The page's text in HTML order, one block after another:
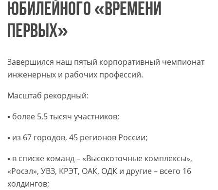
ЮБИЛЕЙНОГО «ВРЕМЕНИ
ПЕРВЫХ»
Завершился наш пятый корпоративный чемпионат
инженерных и рабочих профессий.
Масштаб рекордный:
▪️ более 5,5 тысяч участников;
▪️ из 67 городов, 45 регионов России;
▪️ в списке команд – «Высокоточные комплексы»,
«Росэл», УВЗ, КРЭТ, ОАК, ОДК и другие – всего 16
холдингов;